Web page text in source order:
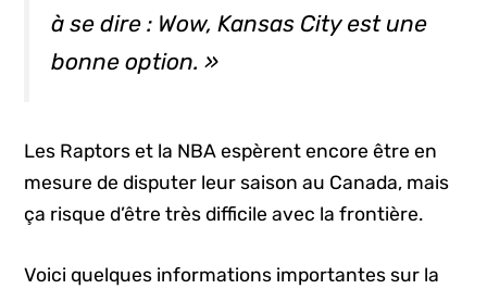
à se dire : Wow, Kansas City est une
bonne option. »
Les Raptors et la NBA espèrent encore être en
mesure de disputer leur saison au Canada, mais
ça risque d’être très difficile avec la frontière.
Voici quelques informations importantes sur la